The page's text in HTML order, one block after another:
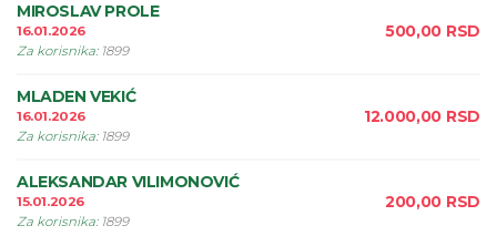
MIROSLAV PROLE
16.01.2026
Za korisnika: 1899
500,00 RSD
MLADEN VEKIĆ
16.01.2026
Za korisnika: 1899
12.000,00 RSD
ALEKSANDAR VILIMONOVIĆ
15.01.2026
Za korisnika: 1899
200,00 RSD